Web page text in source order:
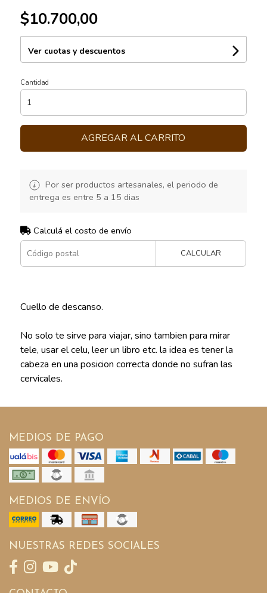
$10.700,00
Ver cuotas y descuentos
Cantidad
AGREGAR AL CARRITO
Por ser productos artesanales, el periodo de
entrega es entre 5 a 15 dias
Calculá el costo de envío
CALCULAR
Cuello de descanso.
No solo te sirve para viajar, sino tambien para mirar
tele, usar el celu, leer un libro etc. la idea es tener la
cabeza en una posicion correcta donde no sufran las
cervicales.
MEDIOS DE PAGO
MEDIOS DE ENVÍO
NUESTRAS REDES SOCIALES